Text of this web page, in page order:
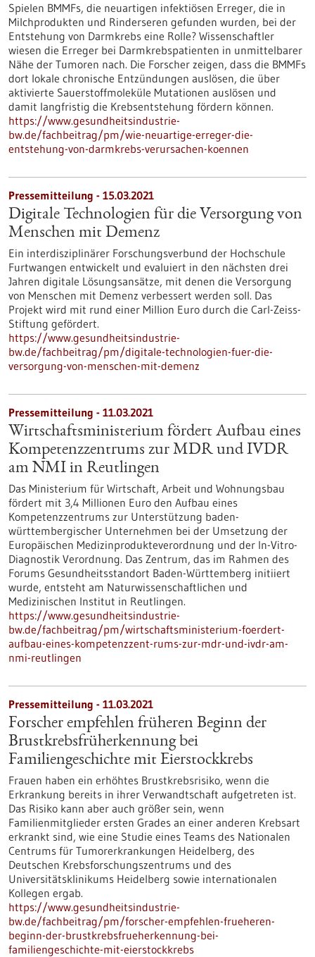
Spielen BMMFs, die neuartigen infektiösen Erreger, die in
Milchprodukten und Rinderseren gefunden wurden, bei der
Entstehung von Darmkrebs eine Rolle? Wissenschaftler
wiesen die Erreger bei Darmkrebspatienten in unmittelbarer
Nähe der Tumoren nach. Die Forscher zeigen, dass die BMMFs
dort lokale chronische Entzündungen auslösen, die über
aktivierte Sauerstoffmoleküle Mutationen auslösen und
damit langfristig die Krebsentstehung fördern können.
https://www.gesundheitsindustrie-
bw.de/fachbeitrag/pm/wie-neuartige-erreger-die-
entstehung-von-darmkrebs-verursachen-koennen
Pressemitteilung - 15.03.2021
Digitale Technologien für die Versorgung von
Menschen mit Demenz
Ein interdisziplinärer Forschungsverbund der Hochschule
Furtwangen entwickelt und evaluiert in den nächsten drei
Jahren digitale Lösungsansätze, mit denen die Versorgung
von Menschen mit Demenz verbessert werden soll. Das
Projekt wird mit rund einer Million Euro durch die Carl-Zeiss-
Stiftung gefördert.
https://www.gesundheitsindustrie-
bw.de/fachbeitrag/pm/digitale-technologien-fuer-die-
versorgung-von-menschen-mit-demenz
Pressemitteilung - 11.03.2021
Wirtschaftsministerium fördert Aufbau eines
Kompetenzzentrums zur MDR und IVDR
am NMI in Reutlingen
Das Ministerium für Wirtschaft, Arbeit und Wohnungsbau
fördert mit 3,4 Millionen Euro den Aufbau eines
Kompetenzzentrums zur Unterstützung baden-
württembergischer Unternehmen bei der Umsetzung der
Europäischen Medizinprodukteverordnung und der In-Vitro-
Diagnostik Verordnung. Das Zentrum, das im Rahmen des
Forums Gesundheitsstandort Baden-Württemberg initiiert
wurde, entsteht am Naturwissenschaftlichen und
Medizinischen Institut in Reutlingen.
https://www.gesundheitsindustrie-
bw.de/fachbeitrag/pm/wirtschaftsministerium-foerdert-
aufbau-eines-kompetenzzent-rums-zur-mdr-und-ivdr-am-
nmi-reutlingen
Pressemitteilung - 11.03.2021
Forscher empfehlen früheren Beginn der
Brustkrebsfrüherkennung bei
Familiengeschichte mit Eierstockkrebs
Frauen haben ein erhöhtes Brustkrebsrisiko, wenn die
Erkrankung bereits in ihrer Verwandtschaft aufgetreten ist.
Das Risiko kann aber auch größer sein, wenn
Familienmitglieder ersten Grades an einer anderen Krebsart
erkrankt sind, wie eine Studie eines Teams des Nationalen
Centrums für Tumorerkrankungen Heidelberg, des
Deutschen Krebsforschungszentrums und des
Universitätsklinikums Heidelberg sowie internationalen
Kollegen ergab.
https://www.gesundheitsindustrie-
bw.de/fachbeitrag/pm/forscher-empfehlen-frueheren-
beginn-der-brustkrebsfrueherkennung-bei-
familiengeschichte-mit-eierstockkrebs